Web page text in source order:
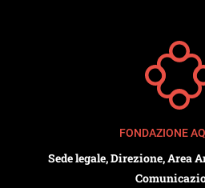
FONDAZIONE
Sede legale, Direzione, Area